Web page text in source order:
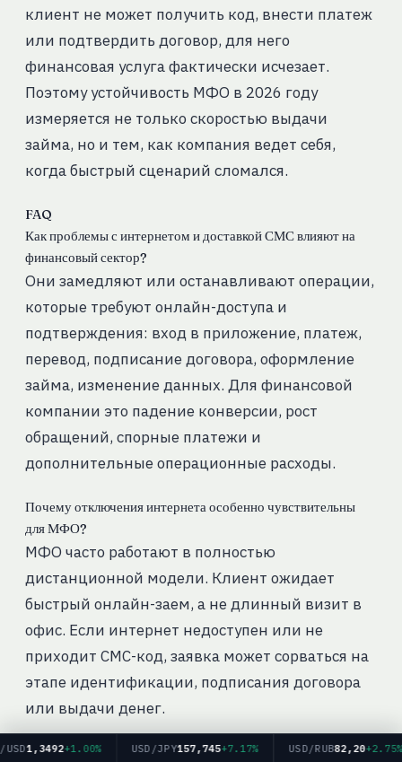
клиент не может получить код, внести платеж
или подтвердить договор, для него
финансовая услуга фактически исчезает.
Поэтому устойчивость МФО в 2026 году
измеряется не только скоростью выдачи
займа, но и тем, как компания ведет себя,
когда быстрый сценарий сломался.
FAQ
Как проблемы с интернетом и доставкой СМС влияют на
финансовый сектор?
Они замедляют или останавливают операции,
которые требуют онлайн-доступа и
подтверждения: вход в приложение, платеж,
перевод, подписание договора, оформление
займа, изменение данных. Для финансовой
компании это падение конверсии, рост
обращений, спорные платежи и
дополнительные операционные расходы.
Почему отключения интернета особенно чувствительны
для МФО?
МФО часто работают в полностью
дистанционной модели. Клиент ожидает
быстрый онлайн-заем, а не длинный визит в
офис. Если интернет недоступен или не
приходит СМС-код, заявка может сорваться на
этапе идентификации, подписания договора
или выдачи денег.
Можно ли оформить онлайн-заем без интернета?
+1.00% USD/JPY 157,745+7.17% USD/RUB82,20+2.75%